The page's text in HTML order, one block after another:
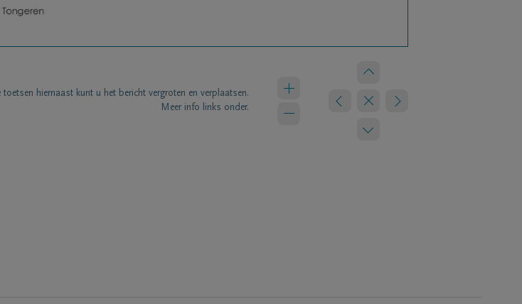
toetsen hiernaast kunt u het bericht vergroten en verplaatsen.
Meer info links onder.